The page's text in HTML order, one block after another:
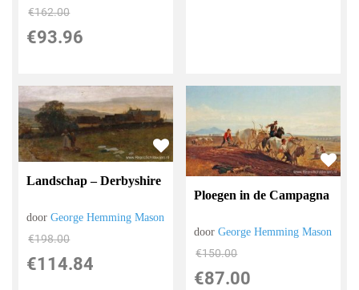
€162.00
€93.96
Landschap – Derbyshire
doorGeorge Hemming Mason
€198.00
€114.84
Ploegen in de Campagna
doorGeorge Hemming Mason
€150.00
€87.00